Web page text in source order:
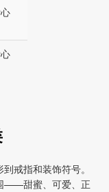
戒指和装饰符号。
——甜蜜、可爱、正